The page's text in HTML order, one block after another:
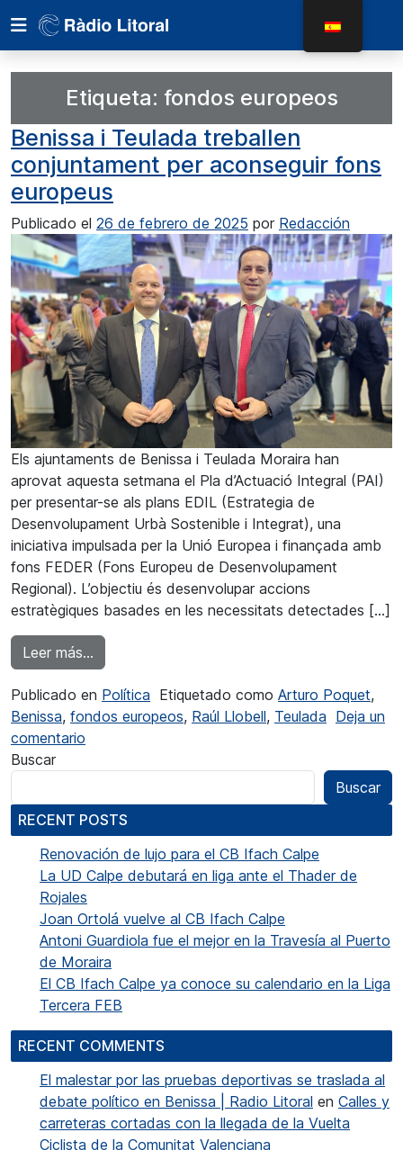
Etiqueta: fondos europeos
Benissa i Teulada treballen
conjuntament per aconseguir fons
europeus
Publicado el 26 de febrero de 2025 por Redacción
Els ajuntaments de Benissa i Teulada Moraira han
aprovat aquesta setmana el Pla d’Actuació Integral (PAI)
per presentar-se als plans EDIL (Estrategia de
Desenvolupament Urbà Sostenible i Integrat), una
iniciativa impulsada per la Unió Europea i finançada amb
fons FEDER (Fons Europeu de Desenvolupament
Regional). L’objectiu és desenvolupar accions
estratègiques basades en les necessitats detectades […]
Leer más…
Publicado en Política Etiquetado como Arturo Poquet,
Benissa, fondos europeos, Raúl Llobell, Teulada Deja un
comentario
Buscar
Buscar
RECENT POSTS
Renovación de lujo para el CB Ifach Calpe
La UD Calpe debutará en liga ante el Thader de
Rojales
Joan Ortolá vuelve al CB Ifach Calpe
Antoni Guardiola fue el mejor en la Travesía al Puerto
de Moraira
El CB Ifach Calpe ya conoce su calendario en la Liga
Tercera FEB
RECENT COMMENTS
El malestar por las pruebas deportivas se traslada al
debate político en Benissa | Radio Litoral en Calles y
carreteras cortadas con la llegada de la Vuelta
Ciclista de la Comunitat Valenciana